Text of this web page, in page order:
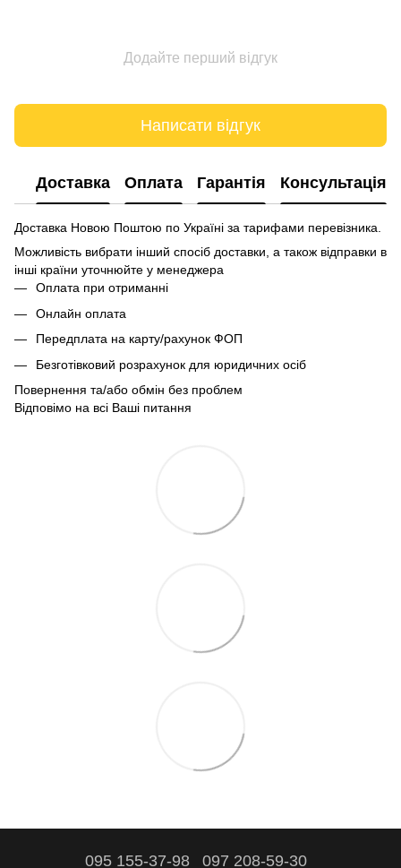
Додайте перший відгук
Написати відгук
Доставка Оплата Гарантія Консультація
Доставка Новою Поштою по Україні за тарифами перевізника.
Можливість вибрати інший спосіб доставки, а також відправки в
інші країни уточнюйте у менеджера
Оплата при отриманні
Онлайн оплата
Передплата на карту/рахунок ФОП
Безготівковий розрахунок для юридичних осіб
Повернення та/або обмін без проблем
Відповімо на всі Ваші питання
095 155-37-98 097 208-59-30